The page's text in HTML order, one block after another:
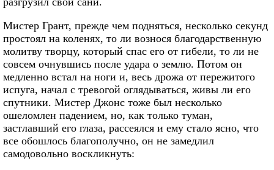
Мистер Грант, прежде чем подняться, несколько секунд
простоял на коленях, то ли вознося благодарственную
молитву творцу, который спас его от гибели, то ли не
совсем очнувшись после удара о землю. Потом он
медленно встал на ноги и, весь дрожа от пережитого
испуга, начал с тревогой оглядываться, живы ли его
спутники. Мистер Джонс тоже был несколько
ошеломлен падением, но, как только туман,
застлавший его глаза, рассеялся и ему стало ясно, что
все обошлось благополучно, он не замедлил
самодовольно воскликнуть: